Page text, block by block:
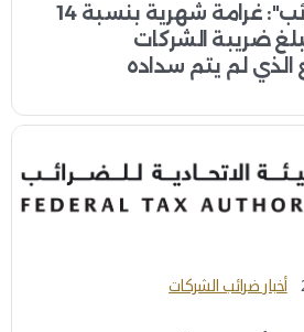
"الاتحادية للضرائب": غرامة شهرية بنسبة 14
ضريبة الشركات
الذي لم يتم سداده
أخبار ضرائب الشركات